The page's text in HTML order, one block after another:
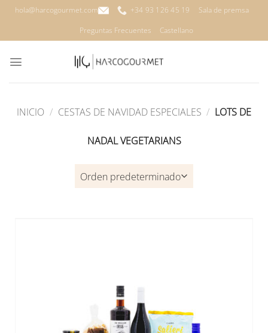
Saltarhola@harcogourmet.com +34 93 126 45 19
Sala de premsa
Preguntas Frecuentes
Castellano
INICIO / CESTAS DE NAVIDAD ESPECIALES / LOTS DE
NADAL VEGETARIANS